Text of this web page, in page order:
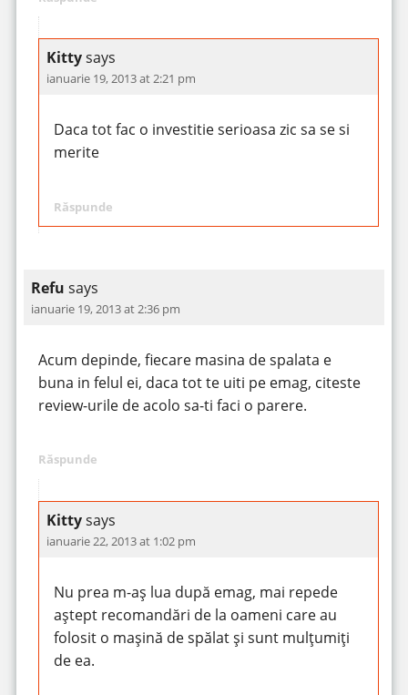
Kittysays
ianuarie 19, 2013 at 2:21 pm
Daca tot fac o investitie serioasa zic sa se si
merite
Răspunde
Refu says
ianuarie 19, 2013 at 2:36 pm
Acum depinde, fiecare masina de spalata e
buna in felul ei, daca tot te uiti pe emag, citeste
review-urile de acolo sa-ti faci o parere.
Răspunde
Kittysays
ianuarie 22, 2013 at 1:02 pm
Nu prea m-aș lua după emag, mai repede
aștept recomandări de la oameni care au
folosit o mașină de spălat și sunt mulțumiți
de ea.